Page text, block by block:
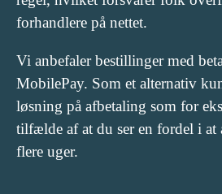
forhandlere på nettet.
Vi anbefaler bestillinger med
MobilePay. Som et alternativ
løsning på afbetaling som for
tilfælde af at du ser en fordel i at
flere uger.